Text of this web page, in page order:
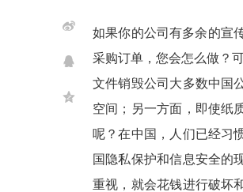
如果你的公司有多余的宣
采购订单，您会怎么做？
文件销毁公司大多数中国
空间；另一方面，即使纸
呢？在中国，人们已经习
国隐私保护和信息安全的
重视，就会花钱进行破坏